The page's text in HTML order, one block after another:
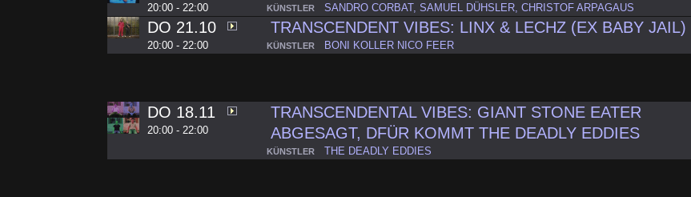
20:00 - 22:00 KÜNSTLER SANDRO CORBAT, SAMUEL DÜHSLER, CHRISTOF ARPAGAUS
DO 21.10
20:00 - 22:00
TRANSCENDENT VIBES: LINX & LECHZ (EX BABY JAIL)
KÜNSTLER BONI KOLLER NICO FEER
DO 18.11
20:00 - 22:00
TRANSCENDENTAL VIBES: GIANT STONE EATER
ABGESAGT, DFÜR KOMMT THE DEADLY EDDIES
KÜNSTLER THE DEADLY EDDIES